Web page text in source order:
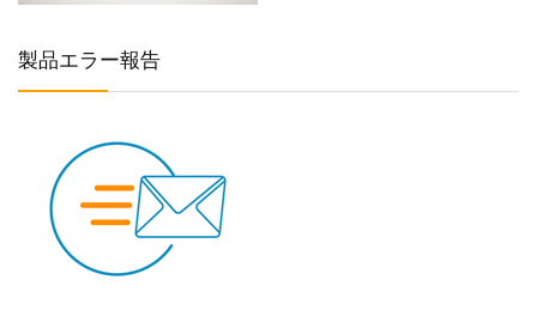
製品エラー報告